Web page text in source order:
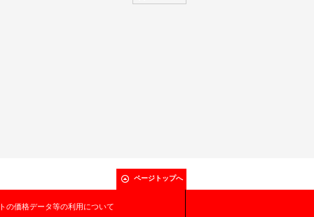
ページトップへ
の価格データ等の利用について